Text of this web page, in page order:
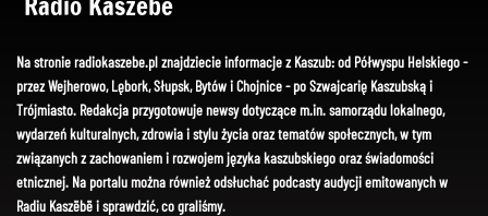
Na stronie radiokaszebe.pl znajdziecie informacje z Kaszub: od Półwyspu Helskiego -
przez Wejherowo, Lębork, Słupsk, Bytów i Chojnice - po Szwajcarię Kaszubską i
Trójmiasto. Redakcja przygotowuje newsy dotyczące m.in. samorządu lokalnego,
wydarzeń kulturalnych, zdrowia i stylu życia oraz tematów społecznych, w tym
związanych z zachowaniem i rozwojem języka kaszubskiego oraz świadomości
etnicznej. Na portalu można również odsłuchać podcasty audycji emitowanych w
Radiu Kaszëbë i sprawdzić, co graliśmy.